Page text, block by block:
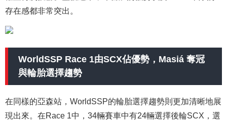
存在感都非常突出。
WorldSSP Race 1由SCX佔優勢，Masiá 奪冠
與輪胎選擇趨勢
在同樣的亞森站，WorldSSP的輪胎選擇趨勢則更加清晰地展
現出來。在Race 1中，34輛賽車中有24輛選擇後輪SCX，選